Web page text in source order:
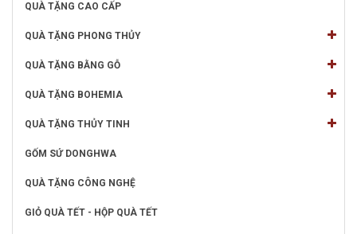
QUÀ TẶNG CAO CẤP
QUÀ TẶNG PHONG THỦY
QUÀ TẶNG BẰNG GỖ
QUÀ TẶNG BOHEMIA
QUÀ TẶNG THỦY TINH
GỐM SỨ DONGHWA
QUÀ TẶNG CÔNG NGHỆ
GIỎ QUÀ TẾT - HỘP QUÀ TẾT